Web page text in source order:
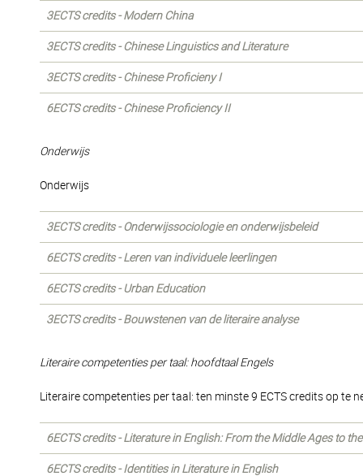
3ECTS credits - Modern China
3ECTS credits - Chinese Linguistics and Literature
3ECTS credits - Chinese Proficieny I
6ECTS credits - Chinese Proficiency II
Onderwijs
Onderwijs
3ECTS credits - Onderwijssociologie en onderwijsbeleid
6ECTS credits - Leren van individuele leerlingen
6ECTS credits - Urban Education
3ECTS credits - Bouwstenen van de literaire analyse
Literaire competenties per taal: hoofdtaal Engels
Literaire competenties per taal: ten minste 9 ECTS credits op te
6ECTS credits - Literature in English: From the Middle Ages to
6ECTS credits - Identities in Literature in English